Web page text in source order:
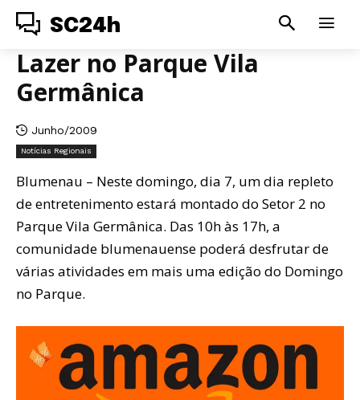
SC24h
Lazer no Parque Vila
Germânica
Junho/2009
Notícias Regionais
Blumenau – Neste domingo, dia 7, um dia repleto
de entretenimento estará montado do Setor 2 no
Parque Vila Germânica. Das 10h às 17h, a
comunidade blumenauense poderá desfrutar de
várias atividades em mais uma edição do Domingo
no Parque.